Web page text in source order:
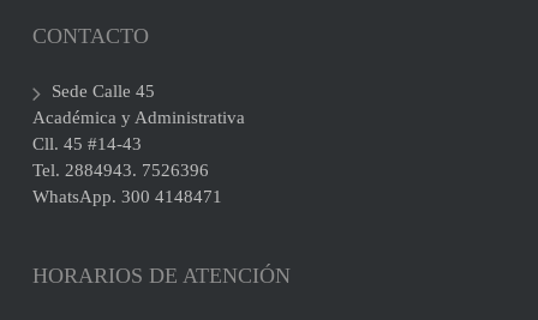
CONTACTO
Sede Calle 45
Académica y Administrativa
Cll. 45 #14-43
Tel. 2884943. 7526396
WhatsApp. 300 4148471
HORARIOS DE ATENCIÓN